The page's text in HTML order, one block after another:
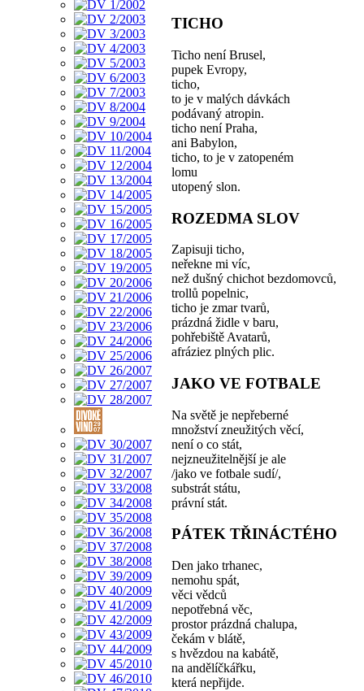
TICHO
Ticho není Brusel,
pupek Evropy,
ticho,
to je v malých dávkách
podávaný atropin.
ticho není Praha,
ani Babylon,
ticho, to je v zatopeném
lomu
utopený slon.
ROZEDMA SLOV
Zapisuji ticho,
neřekne mi víc,
než dušný chichot bezdomovců,
trollů popelnic,
ticho je zmar tvarů,
prázdná židle v baru,
pohřebiště Avatarů,
afráziez plných plic.
JAKO VE FOTBALE
Na světě je nepřeberné
množství zneužitých věcí,
není o co stát,
nejzneužitelnější je ale
/jako ve fotbale sudí/,
substrát státu,
právní stát.
PÁTEK TŘINÁCTÉHO
Den jako trhanec,
nemohu spát,
věci vědců
nepotřebná věc,
prostor prázdná chalupa,
čekám v blátě,
s hvězdou na kabátě,
na andělíčkářku,
která nepřijde.